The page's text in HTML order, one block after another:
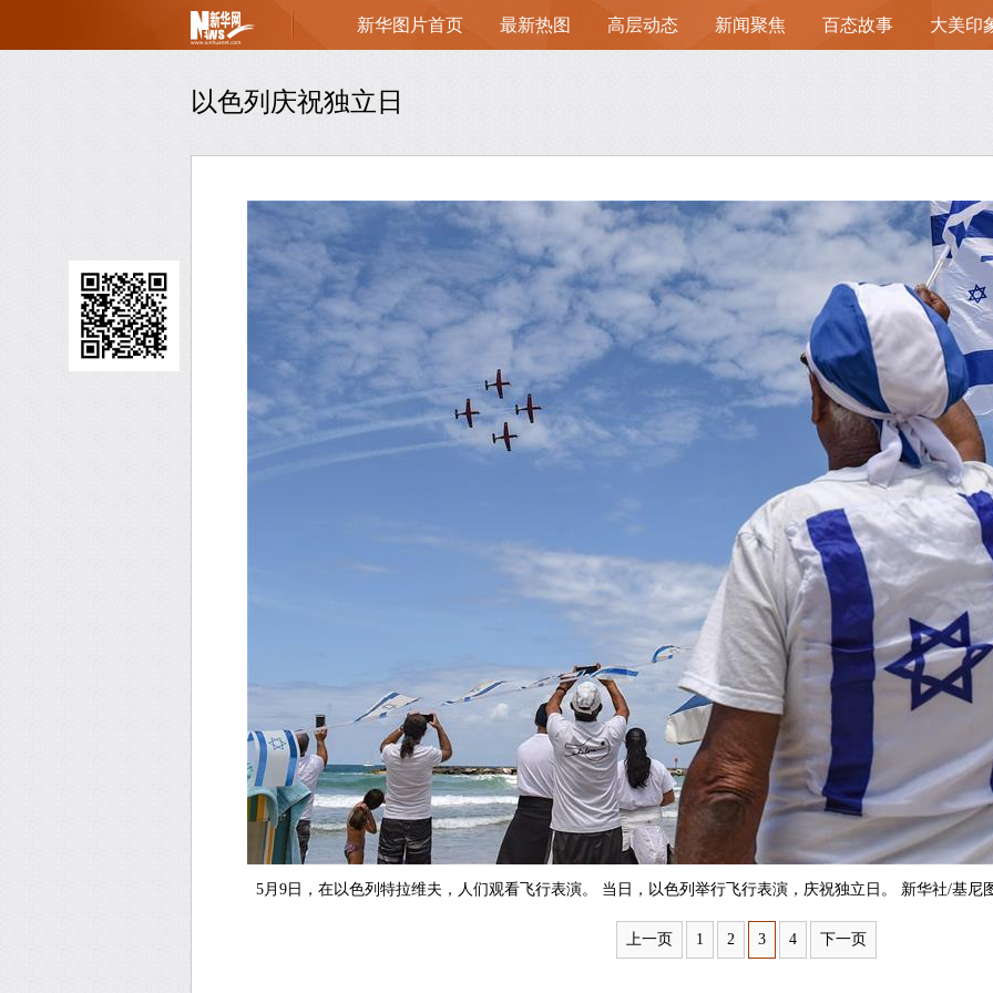
新华图片首页 最新热图 高层动态 新闻聚焦 百态故事 大美印
以色列庆祝独立日
5月9日，在以色列特拉维夫，人们观看飞行表演。 当日，以色列举行飞行表演，庆祝独立日。 新华社/基尼
上一页 1 2 3 4 下一页